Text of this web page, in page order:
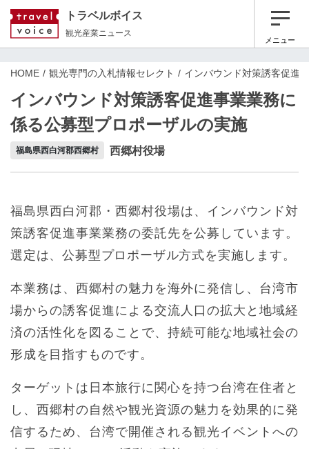
トラベルボイス
観光産業ニュース
メニュー
HOME 観光専門の入札情報セレクト インバウンド対策誘客促進
インバウンド対策誘客促進事業業務に
係る公募型プロポーザルの実施
福島県西白河郡西郷村 西郷村役場
福島県西白河郡・西郷村役場は、インバウンド対
策誘客促進事業業務の委託先を公募しています。
選定は、公募型プロポーザル方式を実施します。
本業務は、西郷村の魅力を海外に発信し、台湾市
場からの誘客促進による交流人口の拡大と地域経
済の活性化を図ることで、持続可能な地域社会の
形成を目指すものです。
ターゲットは日本旅行に関心を持つ台湾在住者と
し、西郷村の自然や観光資源の魅力を効果的に発
信するため、台湾で開催される観光イベントへの